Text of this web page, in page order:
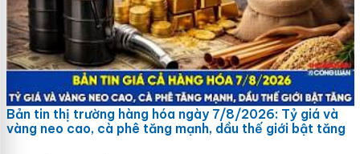
Bản tin thị trường hàng hóa ngày 7/8/2026: Tỷ giá và
vàng neo cao, cà phê tăng mạnh, dầu thế giới bật tăng